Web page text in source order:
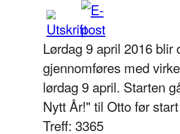
Lørdag 9 april 2016
gjennomføres med
lørdag 9 april. Starten
Nytt År!" til Otto før
Treff: 3365